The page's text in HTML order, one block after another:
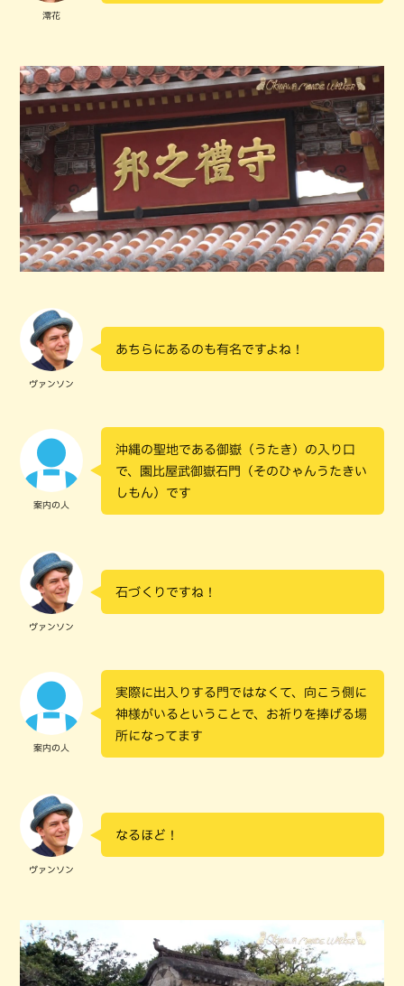
澪花
ヴァンソン
あちらにあるのも有名ですよね！
案内の人
沖縄の聖地である御嶽（うたき）の入り口
で、園比屋武御嶽石門（そのひゃんうたきい
しもん）です
ヴァンソン
石づくりですね！
案内の人
実際に出入りする門ではなくて、向こう側に
神様がいるということで、お祈りを捧げる場
所になってます
ヴァンソン
なるほど！